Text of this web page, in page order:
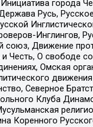
города
Русь,
Инглингов,
Движение
Честь, О свободе
Омская
Северное
Клуба
Коренного